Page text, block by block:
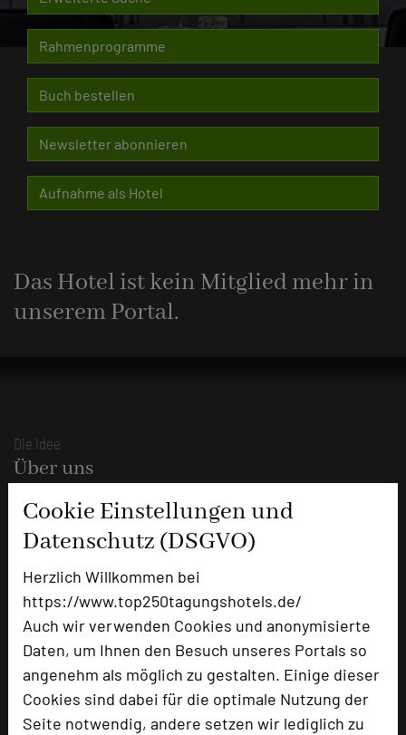
Cookie Einstellungen und
Datenschutz (DSGVO)
Herzlich Willkommen bei
https://www.top250tagungshotels.de/
Auch wir verwenden Cookies und anonymisierte
Daten, um Ihnen den Besuch unseres Portals so
angenehm als möglich zu gestalten. Einige dieser
Cookies sind dabei für die optimale Nutzung der
Seite notwendig, andere setzen wir lediglich zu
Rahmenprogramme
Buch bestellen
Newsletter abonnieren
Aufnahme als Hotel
Das Hotel ist kein Mitglied mehr in
unserem Portal.
Die Idee
Über uns
Mission
Kategorie
Team
Herausgeber & Autoren
Partner
Alle Informationen
Für Tagungsentscheider
Hotel empfehlen